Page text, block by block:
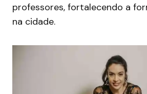
professores, fortalecendo a
na cidade.